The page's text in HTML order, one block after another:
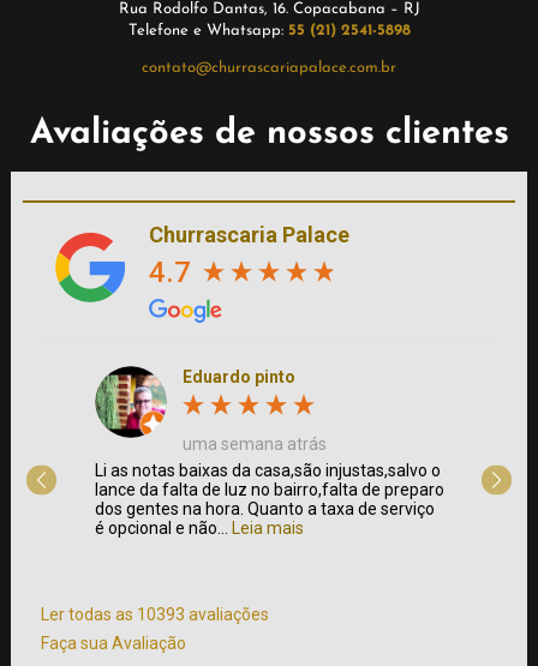
Rua Rodolfo Dantas, 16. Copacabana – RJ
Telefone e Whatsapp: 55 (21) 2541-5898
contato@churrascariapalace.com.br
Avaliações de nossos clientes
Churrascaria Palace
4.7
Eduardo pinto
uma semana atrás
Li as notas baixas da casa,são injustas,salvo o
lance da falta de luz no bairro,falta de preparo
dos gentes na hora. Quanto a taxa de serviço
é opcional e não... Leia mais
Fui à
foi
Ler todas as 10393 avaliações
Faça sua Avaliação